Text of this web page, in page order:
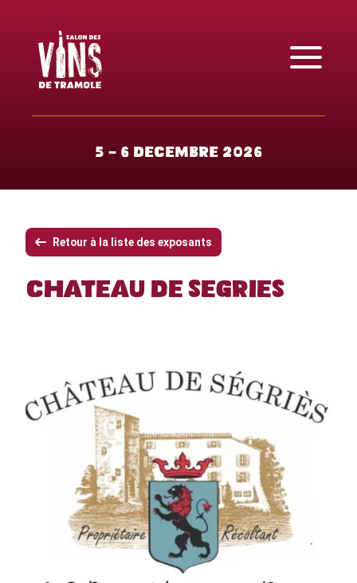
5 - 6 décembre 2026
Retour à la liste des exposants
Château de Ségriès